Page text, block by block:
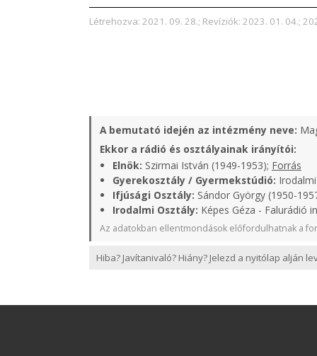
Létrehozva: 2021. 09. 28.; Revíziók: 2023. 01. 04.;
A bemutató idején az intézmény neve:
Ekkor a rádió és osztályainak irányítói:
Elnök: Szirmai István (1949-1953); Forrás
Gyerekosztály / Gyermekstúdió:
Ifjúsági Osztály: Sándor György (1950-
Irodalmi Osztály: Képes Géza - Falurádió
Az adatokban ellentmondások előfordulhatnak a
Hiba? Javítanivaló? Hiány? Jelezd a nyitólap alján